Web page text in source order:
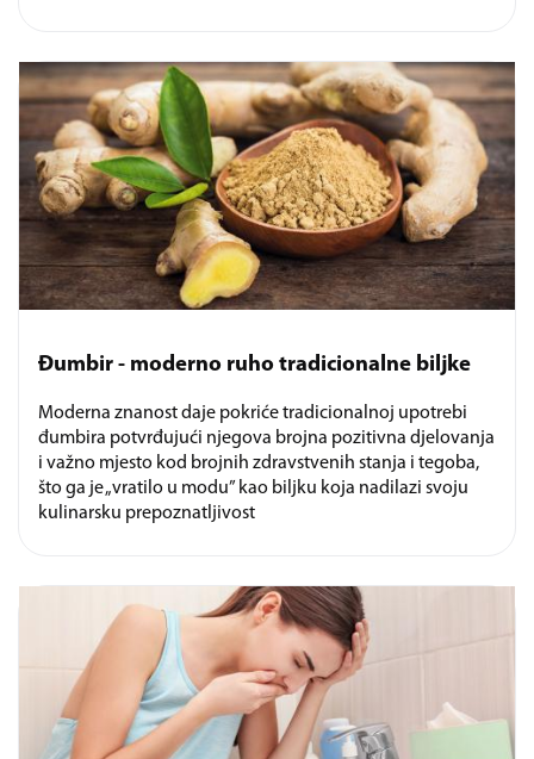
Đumbir - moderno ruho tradicionalne biljke
Moderna znanost daje pokriće tradicionalnoj upotrebi
đumbira potvrđujući njegova brojna pozitivna djelovanja
i važno mjesto kod brojnih zdravstvenih stanja i tegoba,
što ga je „vratilo u modu” kao biljku koja nadilazi svoju
kulinarsku prepoznatljivost